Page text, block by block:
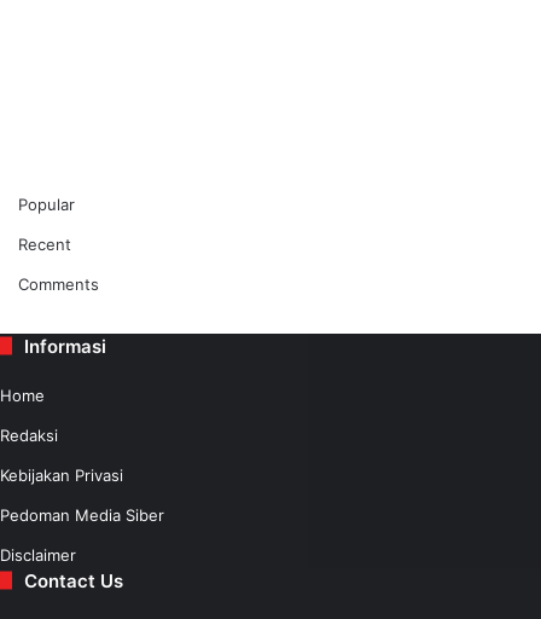
Popular
Recent
Comments
Informasi
Home
Redaksi
Kebijakan Privasi
Pedoman Media Siber
Disclaimer
Contact Us